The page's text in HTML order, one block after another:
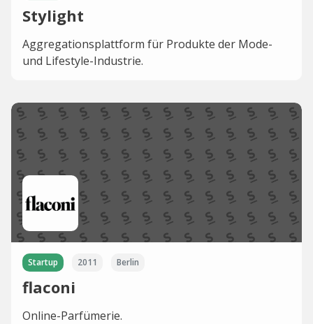
Stylight
Aggregationsplattform für Produkte der Mode-
und Lifestyle-Industrie.
Startup 2011 Berlin
flaconi
Online-Parfümerie.